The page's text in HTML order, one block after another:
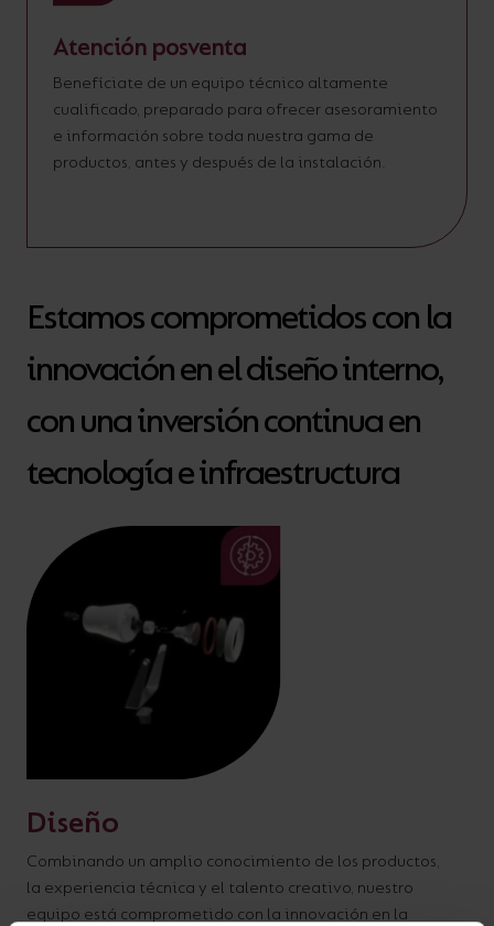
Atención posventa
Benefíciate de un equipo técnico altamente
cualificado, preparado para ofrecer asesoramiento
e información sobre toda nuestra gama de
productos, antes y después de la instalación.
Estamos comprometidos con la
innovación en el diseño interno,
con una inversión continua en
tecnología e infraestructura
Diseño
Combinando un amplio conocimiento de los productos,
la experiencia técnica y el talento creativo, nuestro
equipo está comprometido con la innovación en la